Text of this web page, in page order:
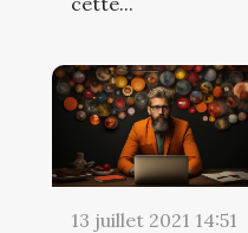
13 juillet 2021 14:51